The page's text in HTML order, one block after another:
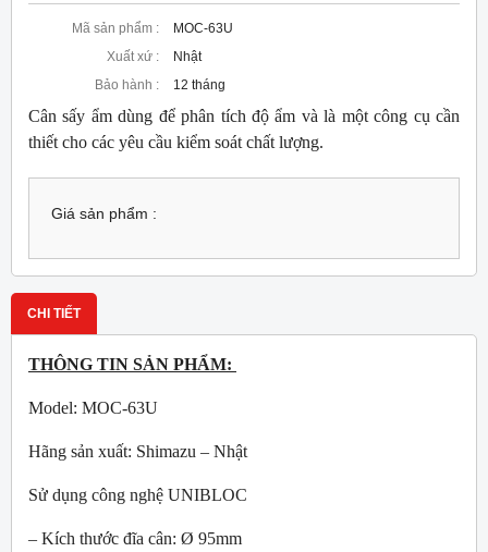
Mã sản phẩm :
MOC-63U
Xuất xứ :
Nhật
Bảo hành :
12 tháng
Cân sấy ẩm dùng để phân tích độ ẩm và là một công cụ cần
thiết cho các yêu cầu kiểm soát chất lượng.
Giá sản phẩm :
CHI TIẾT
THÔNG TIN SẢN PHẨM:
Model: MOC-63U
Hãng sản xuất: Shimazu – Nhật
Sử dụng công nghệ UNIBLOC
– Kích thước đĩa cân: Ø 95mm